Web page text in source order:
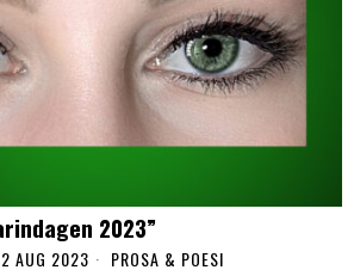
2023”
2 AUG 2023 PROSA & POESI